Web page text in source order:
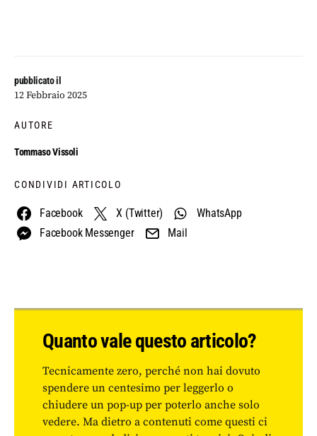
pubblicato il
12 Febbraio 2025
AUTORE
Tommaso Vissoli
CONDIVIDI ARTICOLO
Facebook X (Twitter)
WhatsApp
Facebook Messenger
Mail
Quanto vale questo articolo?
Tecnicamente zero, perché non hai dovuto
spendere un centesimo per leggerlo o
chiudere un pop-up per poterlo anche solo
vedere. Ma dietro a contenuti come questi ci